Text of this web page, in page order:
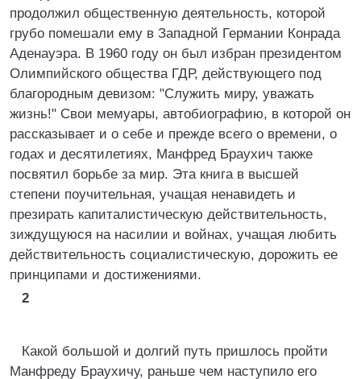
продолжил общественную деятельность, которой
грубо помешали ему в Западной Германии Конрада
Аденауэра. В 1960 году он был избран президентом
Олимпийского общества ГДР, действующего под
благородным девизом: "Служить миру, уважать
жизнь!" Свои мемуары, автобиографию, в которой он
рассказывает и о себе и прежде всего о времени, о
годах и десятилетиях, Манфред Браухич также
посвятил борьбе за мир. Эта книга в высшей
степени поучительная, учащая ненавидеть и
презирать капиталистическую действительность,
зиждущуюся на насилии и войнах, учащая любить
действительность социалистическую, дорожить ее
принципами и достижениями.
2
Какой большой и долгий путь пришлось пройти
Манфреду Браухичу, раньше чем наступило его